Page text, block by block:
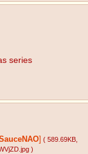
series
( 589.69KB
)